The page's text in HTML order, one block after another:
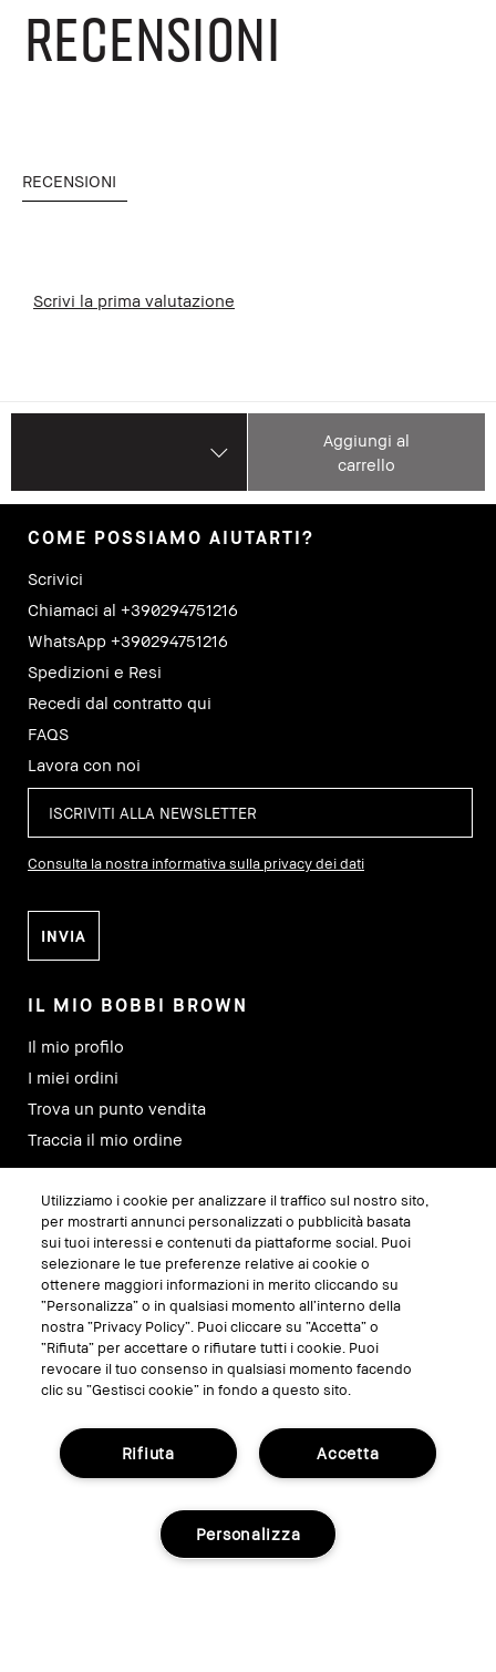
RECENSIONI
RECENSIONI
Scrivi la prima valutazione
Aggiungi al
carrello
COME POSSIAMO AIUTARTI?
Scrivici
Chiamaci al +390294751216
WhatsApp +390294751216
Spedizioni e Resi
Recedi dal contratto qui
FAQS
Lavora con noi
Consulta la nostra informativa sulla privacy dei dati
IL MIO BOBBI BROWN
Il mio profilo
I miei ordini
Trova un punto vendita
Traccia il mio ordine
SEGUICI SU
GESTISCI I COOKIE DEL SITO
INFORMATIVA SULLA PRIVACY
Utilizziamo i cookie per analizzare il traffico sul nostro sito,
per mostrarti annunci personalizzati o pubblicità basata
sui tuoi interessi e contenuti da piattaforme social. Puoi
selezionare le tue preferenze relative ai cookie o
ottenere maggiori informazioni in merito cliccando su
“Personalizza” o in qualsiasi momento all’interno della
nostra “Privacy Policy”. Puoi cliccare su “Accetta” o
“Rifiuta” per accettare o rifiutare tutti i cookie. Puoi
revocare il tuo consenso in qualsiasi momento facendo
clic su “Gestisci cookie” in fondo a questo sito.
Accetta
Rifiuta
Personalizza